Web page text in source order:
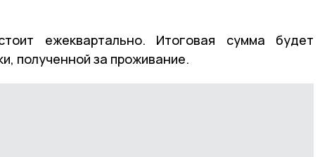
ежеквартально. Итоговая сумма будет
полученной за проживание.